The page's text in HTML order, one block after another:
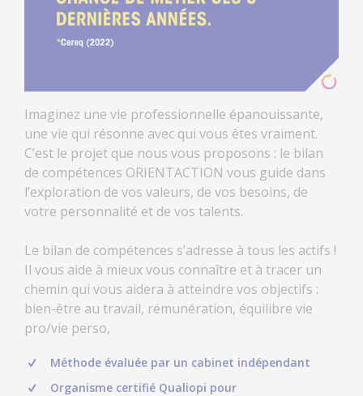
Imaginez une vie professionnelle épanouissante,
une vie qui résonne avec qui vous êtes vraiment.
C’est le projet que nous vous proposons : le bilan
de compétences ORIENTACTION vous guide dans
l’exploration de vos valeurs, de vos besoins, de
votre personnalité et de vos talents.
Le bilan de compétences s’adresse à tous les actifs !
Il vous aide à mieux vous connaître et à tracer un
chemin qui vous aidera à atteindre vos objectifs :
bien-être au travail, rémunération, équilibre vie
pro/vie perso,
Méthode évaluée par un cabinet indépendant
Organisme certifié Qualiopi pour